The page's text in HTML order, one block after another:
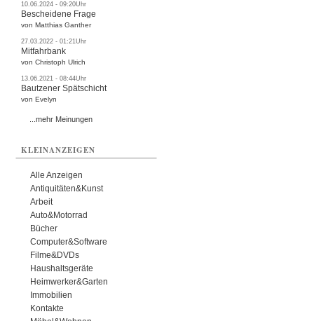
10.06.2024 - 09:20Uhr
Bescheidene Frage
von Matthias Ganther
27.03.2022 - 01:21Uhr
Mitfahrbank
von Christoph Ulrich
13.06.2021 - 08:44Uhr
Bautzener Spätschicht
von Evelyn
...mehr Meinungen
KLEINANZEIGEN
Alle Anzeigen
Antiquitäten&Kunst
Arbeit
Auto&Motorrad
Bücher
Computer&Software
Filme&DVDs
Haushaltsgeräte
Heimwerker&Garten
Immobilien
Kontakte